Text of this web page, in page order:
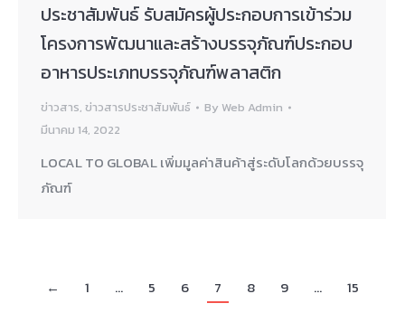
ประชาสัมพันธ์ รับสมัครผู้ประกอบการเข้าร่วม
โครงการพัฒนาและสร้างบรรจุภัณฑ์ประกอบ
อาหารประเภทบรรจุภัณฑ์พลาสติก
ข่าวสาร, ข่าวสารประชาสัมพันธ์ By Web Admin
มีนาคม 14, 2022
LOCAL TO GLOBAL เพิ่มมูลค่าสินค้าสู่ระดับโลกด้วยบรรจุ
ภัณฑ์
← 1 … 5 6 7 8 9 …
15